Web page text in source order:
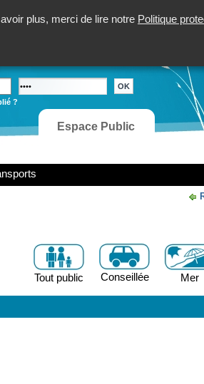
plus, merci de lire notre Politique
?
Espace Public
Mer
Conseillée
Tout public